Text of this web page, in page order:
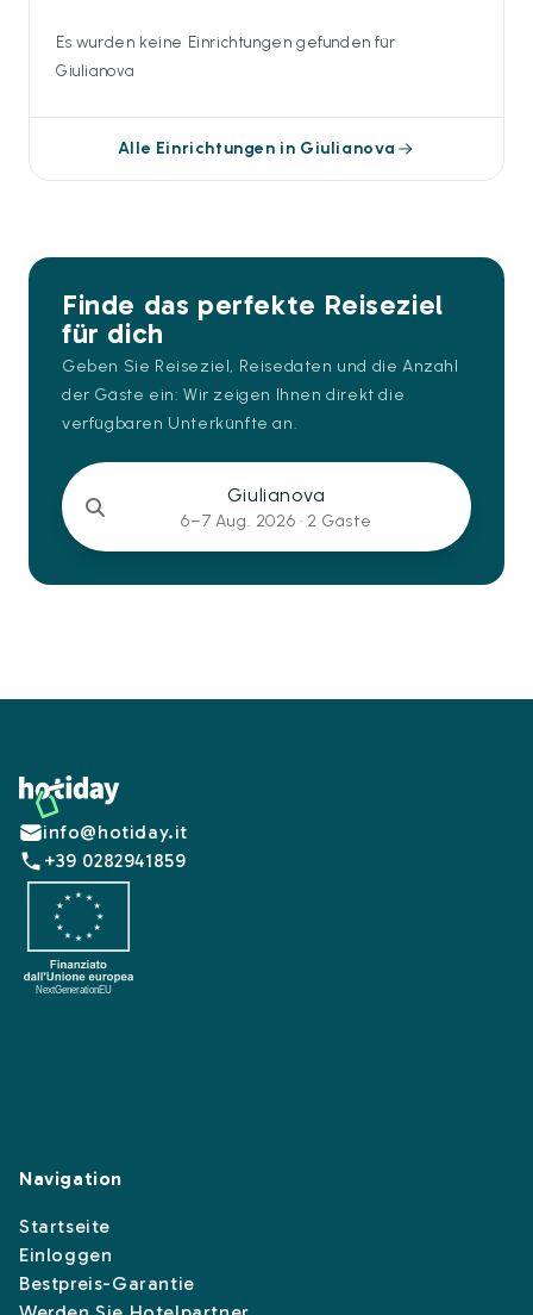
Es wurden keine Einrichtungen gefunden für
Giulianova
Alle Einrichtungen in Giulianova
Finde das perfekte Reiseziel
für dich
Geben Sie Reiseziel, Reisedaten und die Anzahl
der Gäste ein: Wir zeigen Ihnen direkt die
verfügbaren Unterkünfte an.
Giulianova
6–7 Aug. 2026 · 2 Gäste
Footer
info@hotiday.it
+39 0282941859
Navigation
Startseite
Einloggen
Bestpreis-Garantie